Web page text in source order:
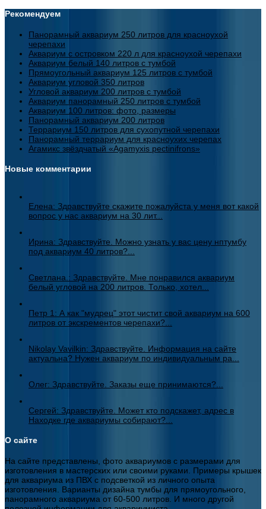
Рекомендуем
Панорамный аквариум 250 литров для красноухой
черепахи
Аквариум с островком 220 л для красноухой черепахи
Аквариум белый 140 литров с тумбой
Прямоугольный аквариум 125 литров с тумбой
Аквариум угловой 350 литров
Угловой аквариум 200 литров с тумбой
Аквариум панорамный 250 литров с тумбой
Аквариум 100 литров: фото, размеры
Панорамный аквариум 200 литров
Террариум 150 литров для сухопутной черепахи
Панорамный террариум для красноухих черепах
Агамикс звёздчатый «Agamyxis pectinifrons»
Новые комментарии
Елена: Здравствуйте скажите пожалуйста у меня вот какой
вопрос у нас аквариум на 30 лит...
Ирина: Здравствуйте. Можно узнать у вас цену нптумбу
под аквариум 40 литров?...
Светлана.: Здравствуйте. Мне понравился аквариум
белый угловой на 200 литров. Только, хотел...
Петр 1: А как "мудрец" этот чистит свой аквариум на 600
литров от экскрементов черепахи?...
Nikolay Vavilkin: Здравствуйте. Информация на сайте
актуальна? Нужен аквариум по индивидуальным ра...
Олег: Здравствуйте. Заказы еще принимаются?...
Сергей: Здравствуйте. Может кто подскажет, адрес в
Находке где аквариумы собирают?...
О сайте
На сайте представлены, фото аквариумов с размерами для
изготовления в мастерских или своими руками. Примеры крышек
для аквариума из ПВХ с подсветкой из личного опыта
изготовления. Варианты дизайна тумбы для прямоугольного,
панорамного аквариума от 60-500 литров. И много другой